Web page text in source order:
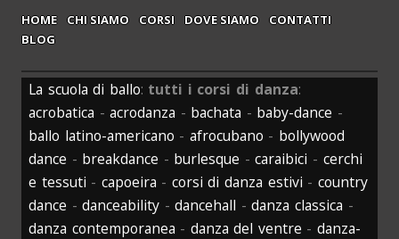
HOME CHI SIAMO CORSI DOVE SIAMO
CONTATTI
BLOG
La scuola di ballo: tutti i corsi di danza:
acrobatica -acrodanza - bachata - baby-dance -
ballo latino-americano - afrocubano - bollywood
dance - breakdance - burlesque -caraibici - cerchi
e tessuti - capoeira - corsi di danza estivi - country
dance -danceability -dancehall -danza classica -
danza contemporanea - danza del ventre -danza-